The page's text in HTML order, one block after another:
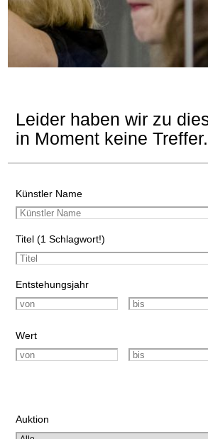
Leider haben wir zu
in Moment keine Treffer.
Künstler Name
Titel (1 Schlagwort!)
Entstehungsjahr
Wert
Auktion